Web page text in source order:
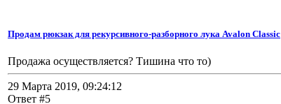
Продам рюкзак для рекурсивного-разборного лука Avalon Classic
Продажа осуществляется? Тишина что то)
29 Марта 2019, 09:24:12
Ответ #5